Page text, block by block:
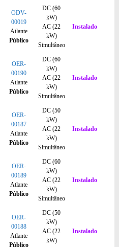
ODV-
00019
Atlante
Público
DC (60
kW)
AC (22
kW)
Simultâneo
Instalado
OER-
00190
Atlante
Público
DC (60
kW)
AC (22
kW)
Simultâneo
Instalado
OER-
00187
Atlante
Público
DC (50
kW)
AC (22
kW)
Simultâneo
Instalado
OER-
00189
Atlante
Público
DC (60
kW)
AC (22
kW)
Simultâneo
Instalado
OER-
00188
Atlante
Público
DC (50
kW)
AC (22
kW)
Instalado